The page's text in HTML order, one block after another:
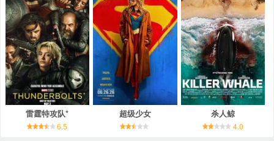
雷霆特攻队*
6.5
超级少女 杀人鲸
4.0